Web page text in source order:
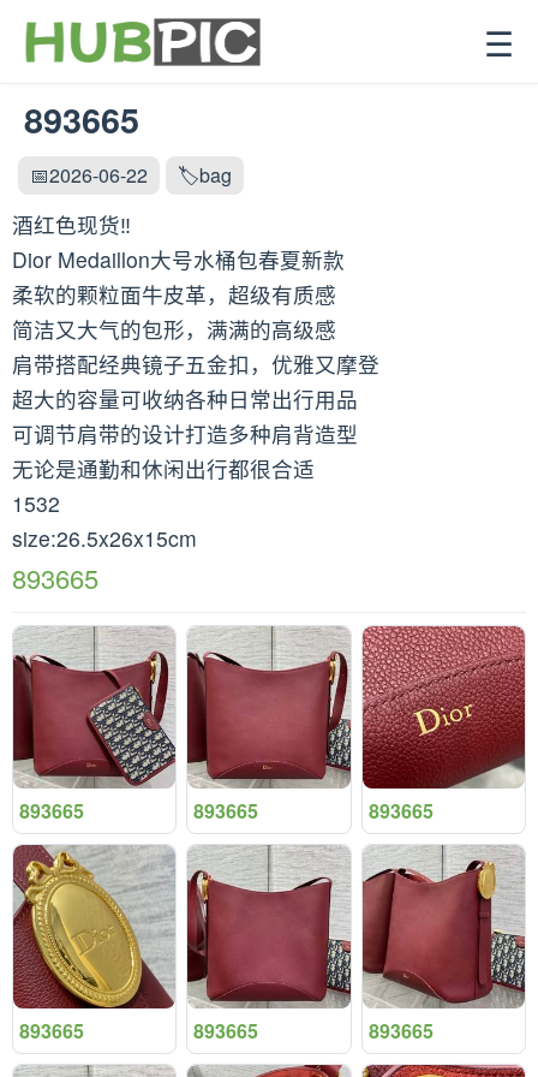
☰
893665
📅2026-06-22 🏷️bag
酒红色现货‼️
Dior Medaillon大号水桶包春夏新款
柔软的颗粒面牛皮革，超级有质感
简洁又大气的包形，满满的高级感
肩带搭配经典镜子五金扣，优雅又摩登
超大的容量可收纳各种日常出行用品
可调节肩带的设计打造多种肩背造型
无论是通勤和休闲出行都很合适
1532
size:26.5x26x15cm
893665
893665 893665 893665
893665 893665 893665